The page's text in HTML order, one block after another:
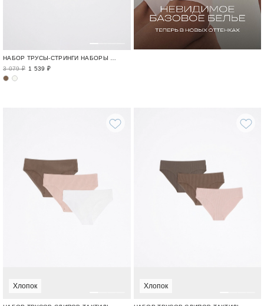
3 079 ₽ 1 539 ₽
Хлопок Хлопок